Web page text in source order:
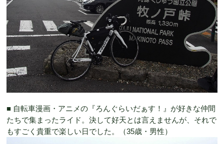
■ 自転車漫画・アニメの『ろんぐらいだぁす！』が好きな仲間
たちで集まったライド。決して好天とは言えませんが、それで
もすごく貴重で楽しい日でした。（35歳・男性）